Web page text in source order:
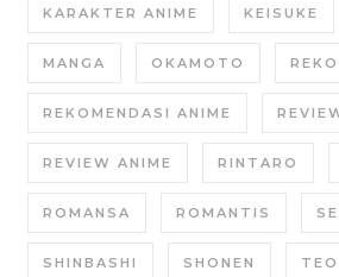
KARAKTER ANIME KEISUKE
MANGA OKAMOTO
REKOMENDASI ANIME
REVIEW ANIME RINTARO
ROMANSA ROMANTIS
SHINBASHI SHONEN